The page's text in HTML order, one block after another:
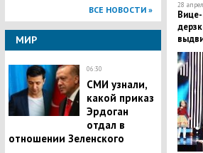
ВСЕ НОВОСТИ »
МИР
06:30
СМИ узнали,
какой приказ
Эрдоган
отдал в
отношении Зеленского
28